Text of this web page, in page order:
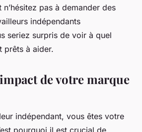
pas à demander des
indépendants
seriez surpris de voir à quel
prêts à aider.
de votre marque
indépendant, vous êtes votre